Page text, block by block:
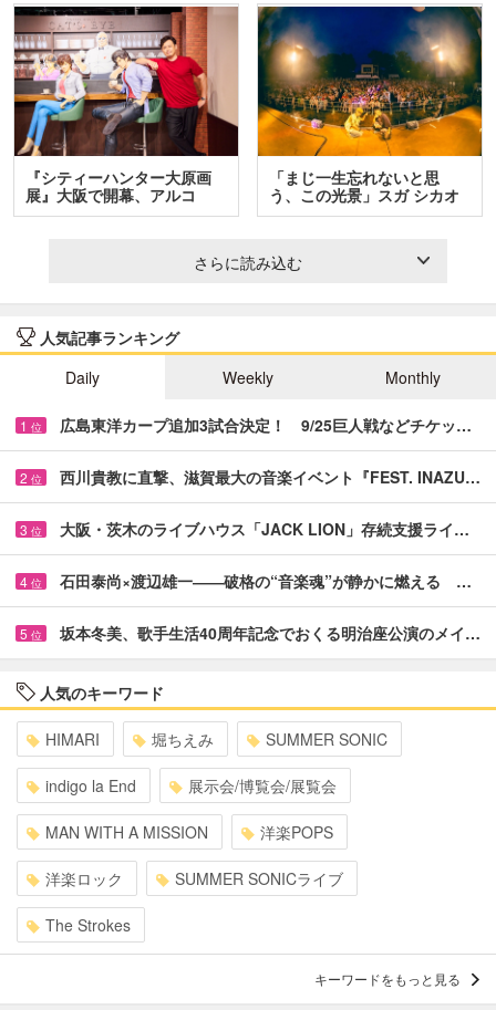
『シティーハンター大原画
展』大阪で開幕、アルコ
＆…
「まじ一生忘れないと思
う、この光景」スガ シカオ
と…
さらに読み込む
人気記事ランキング
Daily
Weekly Monthly
1 位 広島東洋カープ追加3試合決定！ 9/25巨人戦などチケッ…
2 位 西川貴教に直撃、滋賀最大の音楽イベント『FEST. INAZU…
3 位 大阪・茨木のライブハウス「JACK LION」存続支援ライ…
4 位 石田泰尚×渡辺雄一――破格の“音楽魂”が静かに燃える …
5 位 坂本冬美、歌手生活40周年記念でおくる明治座公演のメイ…
人気のキーワード
HIMARI 堀ちえみ SUMMER SONIC
indigo la End 展示会/博覧会/展覧会
MAN WITH A MISSION 洋楽POPS
洋楽ロック SUMMER SONICライブ
The Strokes
キーワードをもっと見る